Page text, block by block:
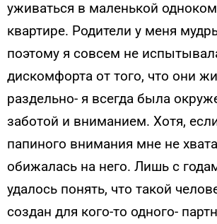
уживаться в маленькой
квартире. Родители у меня
поэтому я совсем не
дискомфорта от того, что они
раздельно- я всегда была
заботой и вниманием. Хотя,
папиного внимания мне не
обижалась на него. Лишь с
удалось понять, что такой
создан для кого-то одного-